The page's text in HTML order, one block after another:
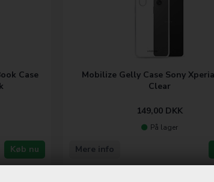
Case
Køb nu
Mobilize Gelly Case Sony
Clear
149,00 DKK
På lager
Mere info